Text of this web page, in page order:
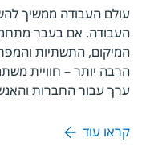
עולם העבודה ממשיך
העבודה. אם בעבר
המיקום, התשתיות
הרבה יותר – חוויית
ערך עבור החברות
קראו עוד